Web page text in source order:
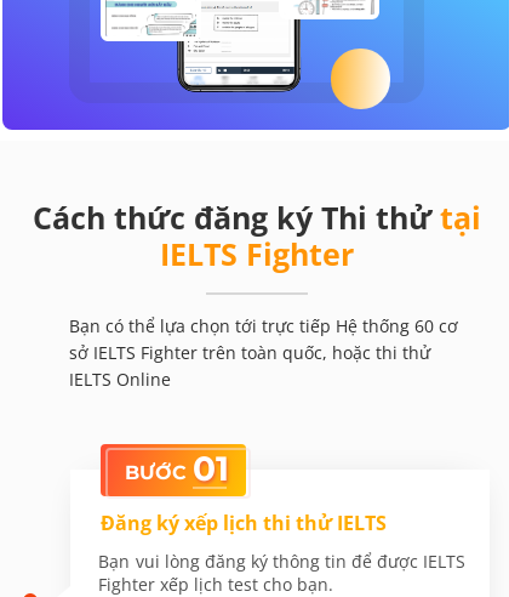
Bạn có thể lựa chọn tới trực tiếp Hệ thống 60 cơ
sở IELTS Fighter trên toàn quốc, hoặc thi thử
IELTS Online
Cách thức đăng ký Thi thửtại
IELTS Fighter
Bạn vui lòng đăng ký thông tin để được IELTS
Fighter xếp lịch test cho bạn.
Đăng ký xếp lịch thi thử IELTS
01
BƯỚC